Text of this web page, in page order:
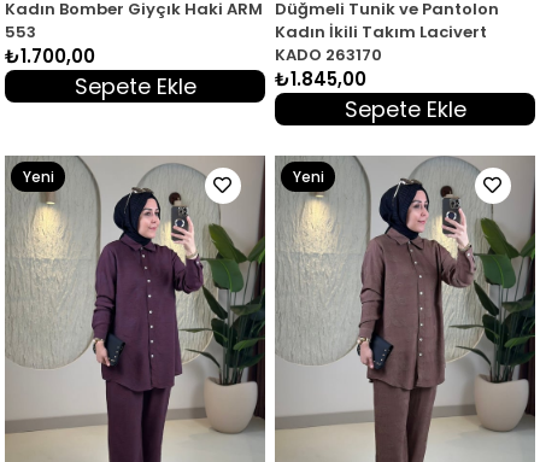
Kadın Bomber Giyçık Haki ARM
553
₺1.700,00
Sepete Ekle
Düğmeli Tunik ve Pantolon
Kadın İkili Takım Lacivert
KADO 263170
₺1.845,00
Sepete Ekle
Yeni
Ürün
Yeni
Ürün